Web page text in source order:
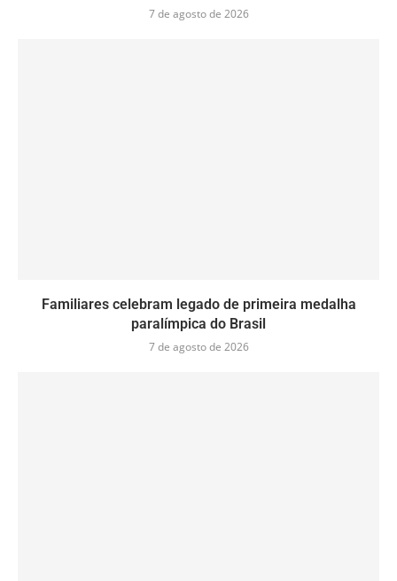
7 de agosto de 2026
Familiares celebram legado de primeira medalha
paralímpica do Brasil
7 de agosto de 2026